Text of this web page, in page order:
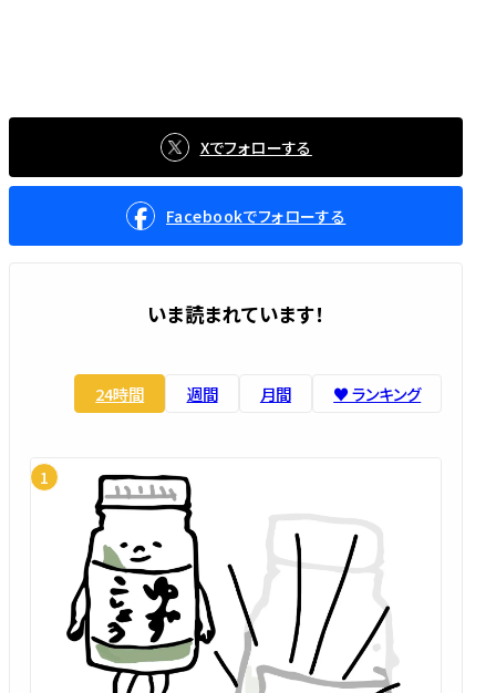
Xでフォローする
Facebookでフォローする
いま読まれています！
24時間 週間 月間 ♥️ ランキング